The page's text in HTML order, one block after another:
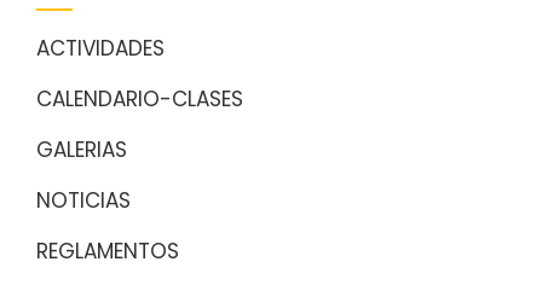
ACTIVIDADES
CALENDARIO-CLASES
GALERIAS
NOTICIAS
REGLAMENTOS